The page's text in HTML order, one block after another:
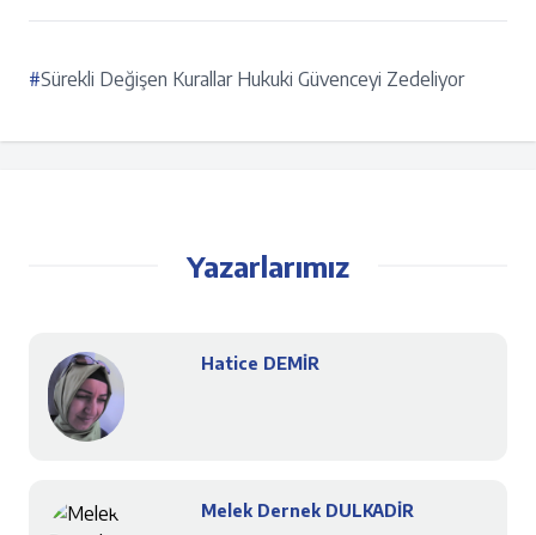
#Sürekli Değişen Kurallar Hukuki Güvenceyi Zedeliyor
Yazarlarımız
Hatice DEMİR
Melek Dernek DULKADİR